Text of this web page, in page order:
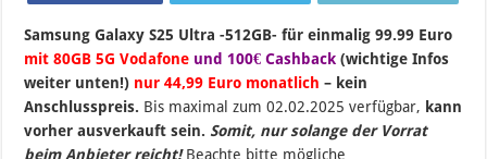
Samsung Galaxy S25 Ultra -512GB- für einmalig 99.99 Euro
mit 80GB 5G Vodafone und 100€ Cashback(wichtige Infos
weiter unten!) nur 44,99 Euro monatlich – kein
Anschlusspreis. Bis maximal zum 02.02.2025 verfügbar, kann
vorher ausverkauft sein. Somit, nur solange der Vorrat
beim Anbieter reicht!Beachte bitte mögliche